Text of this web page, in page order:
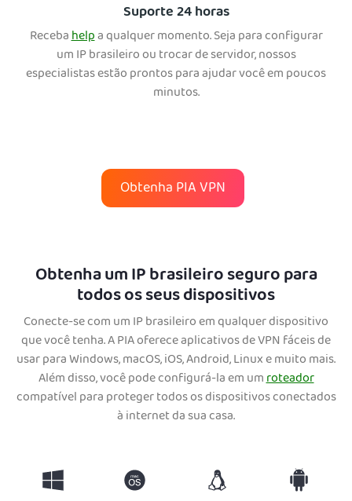
Suporte 24 horas
Recebahelpa qualquer momento. Seja para configurar
um IP brasileiro ou trocar de servidor, nossos
especialistas estão prontos para ajudar você em poucos
minutos.
Obtenha PIA VPN
Obtenha um IP brasileiro seguro para
todos os seus dispositivos
Conecte-se com um IP brasileiro em qualquer dispositivo
que você tenha. A PIA oferece aplicativos de VPN fáceis de
usar para Windows, macOS, iOS, Android, Linux e muito mais.
Além disso, você pode configurá-la em umroteador
compatível para proteger todos os dispositivos conectados
à internet da sua casa.